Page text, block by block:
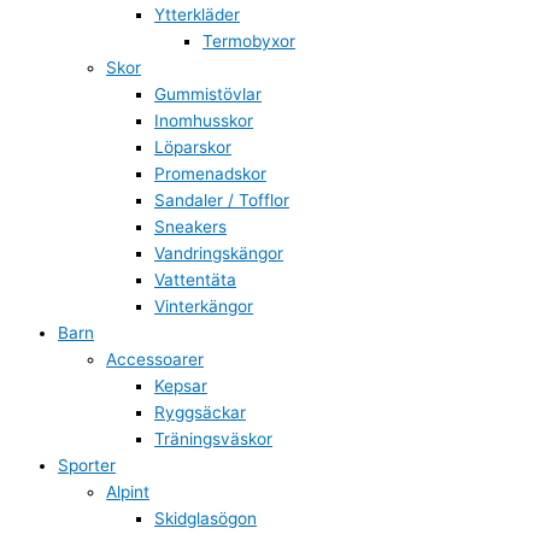
Ytterkläder
Termobyxor
Skor
Gummistövlar
Inomhusskor
Löparskor
Promenadskor
Sandaler / Tofflor
Sneakers
Vandringskängor
Vattentäta
Vinterkängor
Barn
Accessoarer
Kepsar
Ryggsäckar
Träningsväskor
Sporter
Alpint
Skidglasögon